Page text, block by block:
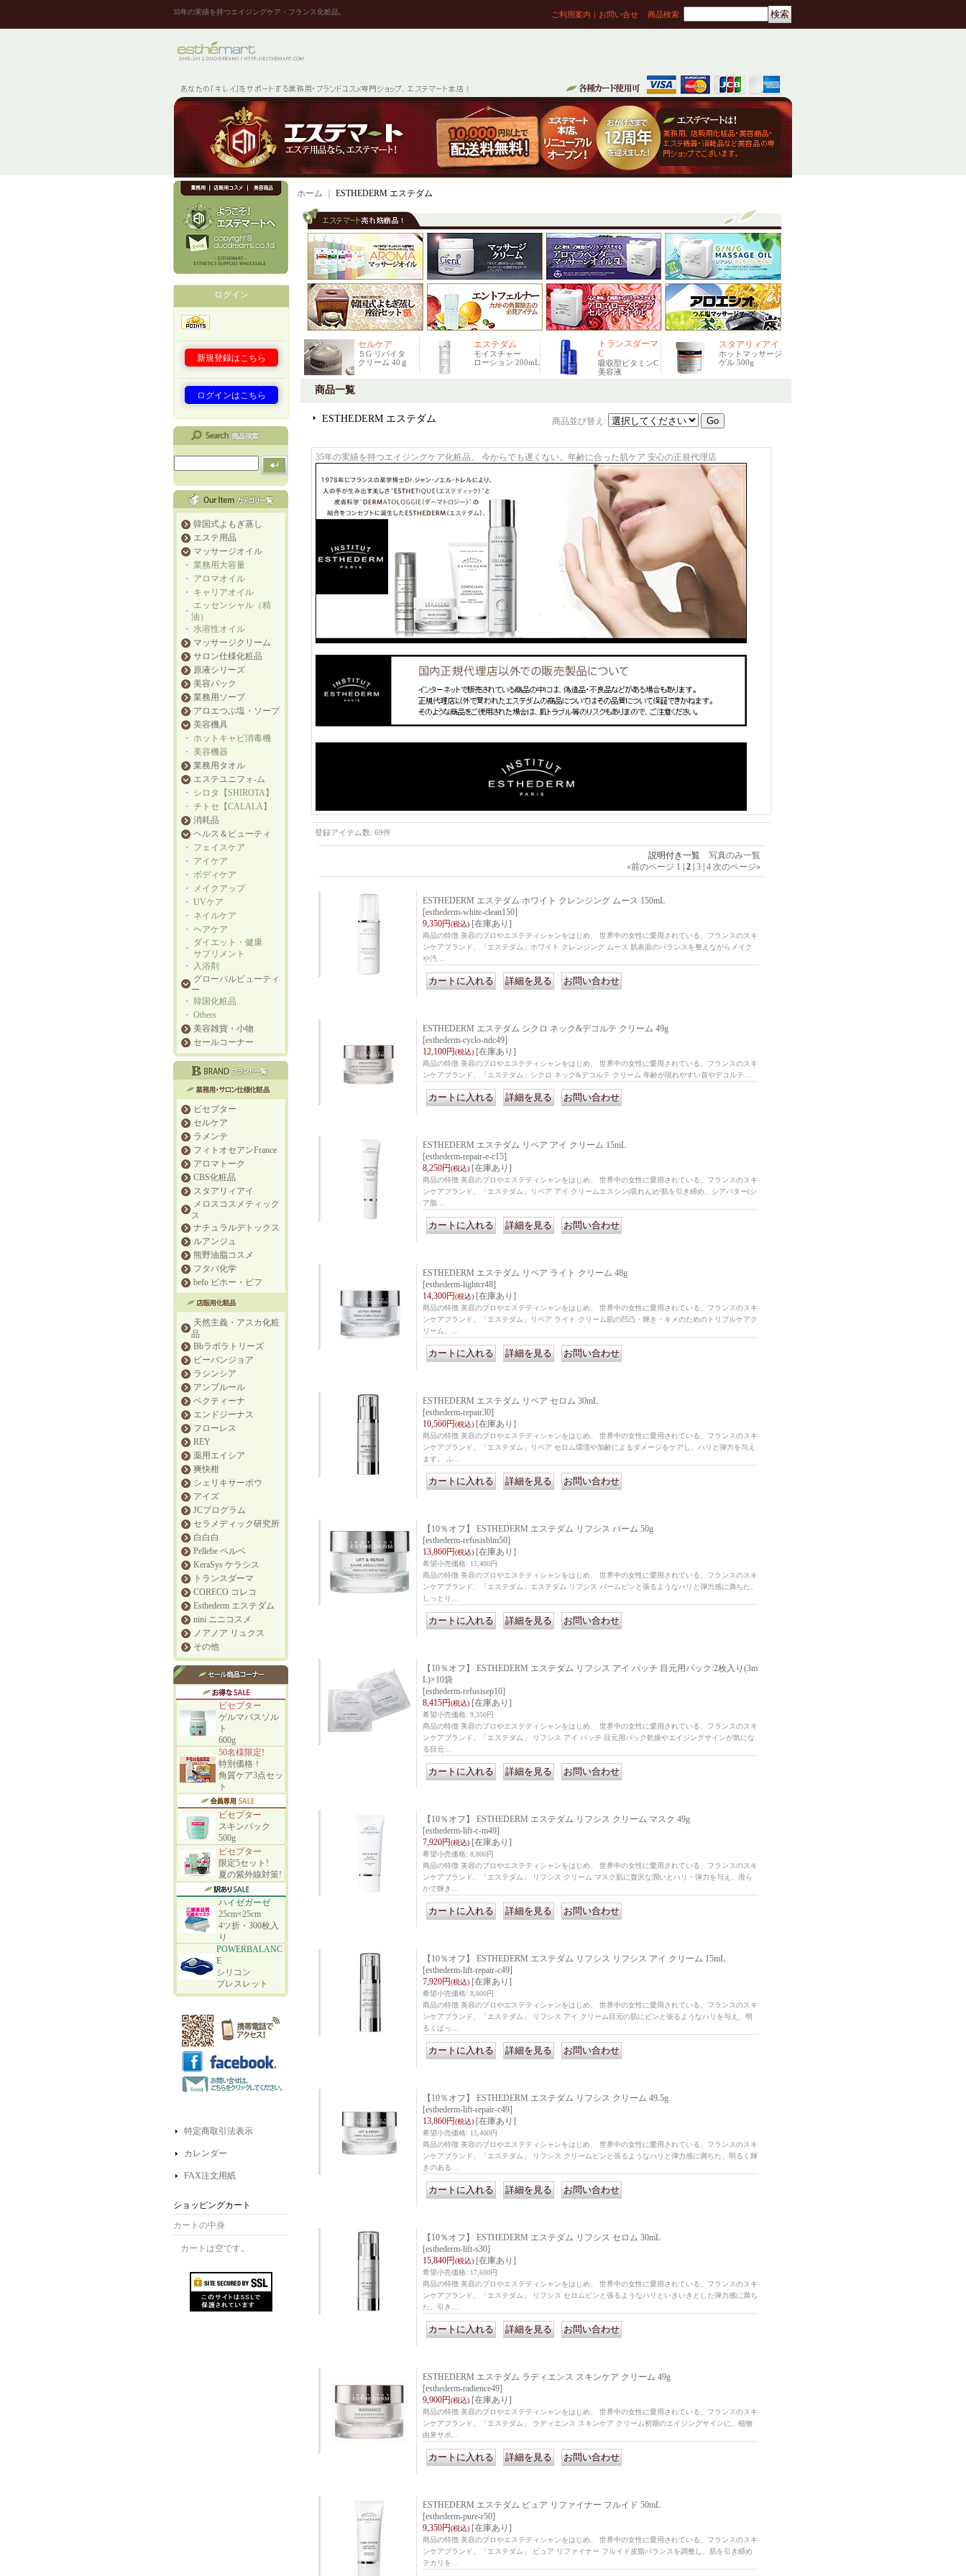
35年の実績を持つエイジングケア・フランス化粧品。 ご利用案内 ｜ お問い合せ 商品検索:
ログイン
新規登録はこちら
ログインはこちら
韓国式よもぎ蒸し
エステ用品
マッサージオイル
・ 業務用大容量
・
アロマオイル
・
キャリアオイル
・
エッセンシャル（精
油）
・ 水溶性オイル
マッサージクリーム
サロン仕様化粧品
原液シリーズ
美容パック
業務用ソープ
アロエつぶ塩・ソープ
美容機具
・ ホットキャビ消毒機
・ 美容機器
業務用タオル
エステユニフォ-ム
・
シロタ【SHIROTA】
・ チトセ【CALALA】
消耗品
ヘルス＆ビューティ
・
フェイスケア
・
アイケア
・ ボディケア
・
メイクアップ
・ UVケア
・
ネイルケア
・ ヘアケア
・
ダイエット・健康
サプリメント
・
入浴剤
グローバルビューティ
ー
・ 韓国化粧品
・ Others
美容雑貨・小物
セールコーナー
ビセプター
セルケア
ラメンテ
フィトオセアンFrance
アロマトーク
CBS化粧品
スタアリィアイ
メロスコスメティック
ス
ナチュラルデトックス
ルアンジュ
熊野油脂コスメ
フタバ化学
befo ビホー・ビフ
天然主義・アスカ化粧
品
Bbラボラトリーズ
ビーバンジョア
ラシンシア
アンプルール
ベクティーナ
エンドジーナス
フローレス
REY
薬用エイシア
爽快柑
シェリキサーポウ
アイズ
JCプログラム
セラメディック研究所
白白白
Pellebe ペルベ
KeraSys ケラシス
トランスダーマ
CORECO コレコ
Esthederm エステダム
nini ニニコスメ
ノアノア リュクス
その他
ビセプター
ゲルマバスソル
ト
600g
50名様限定!
特別価格！
角質ケア3点セッ
ト
ビセプター
スキンパック
500g
ビセプター
限定5セット!
夏の紫外線対策!
ハイゼガーゼ
25cm×25cm
4ツ折・300枚入
り
POWERBALANC
E
シリコン
ブレスレット
特定商取引法表示
カレンダー
FAX注文用紙
ショッピングカート
カートの中身
カートは空です。
ホーム ESTHEDERM エステダム
セルケア
５G リバイタ
クリーム 40ｇ
エステダム
モイスチャー
ローション 200mL
トランスダーマ
C
吸収型ビタミンC
美容液
スタアリィアイ
ホットマッサージ
ゲル 500g
商品一覧
ESTHEDERM エステダム 商品並び替え :
35年の実績を持つエイジングケア化粧品。 今からでも遅くない。年齢に合った肌ケア 安心の正規代理店
登録アイテム数: 69件
説明付き一覧 写真のみ一覧
«前のページ 1 2 3 4 次のページ»
ESTHEDERM エステダム ホワイト クレンジング ムース 150mL
[esthederm-white-clean150]
9,350円(税込) [在庫あり]
商品の特徴 美容のプロやエステティシャンをはじめ、 世界中の女性に愛用されている、フランスのスキ
ンケアブランド、「エステダム」ホワイト クレンジング ムース 肌表面のバランスを整えながらメイク
や汚…
ESTHEDERM エステダム シクロ ネック&デコルテ クリーム 49g
[esthederm-cyclo-ndc49]
12,100円(税込) [在庫あり]
商品の特徴 美容のプロやエステティシャンをはじめ、 世界中の女性に愛用されている、フランスのスキ
ンケアブランド、「エステダム」シクロ ネック&デコルテ クリーム 年齢が現れやすい首やデコルテ…
ESTHEDERM エステダム リペア アイ クリーム 15mL
[esthederm-repair-e-c15]
8,250円(税込) [在庫あり]
商品の特徴 美容のプロやエステティシャンをはじめ、 世界中の女性に愛用されている、フランスのスキ
ンケアブランド、「エステダム」リペア アイ クリームエスシン(収れん)が肌を引き締め、シアバター(シ
ア脂…
ESTHEDERM エステダム リペア ライト クリーム 48g
[esthederm-lightcr48]
14,300円(税込) [在庫あり]
商品の特徴 美容のプロやエステティシャンをはじめ、 世界中の女性に愛用されている、フランスのスキ
ンケアブランド、「エステダム」リペア ライト クリーム肌の凹凸・輝き・キメのためのトリプルケアク
リーム。…
ESTHEDERM エステダム リペア セロム 30mL
[esthederm-repair30]
10,560円(税込) [在庫あり]
商品の特徴 美容のプロやエステティシャンをはじめ、 世界中の女性に愛用されている、フランスのスキ
ンケアブランド、「エステダム」リペア セロム環境や加齢によるダメージをケアし、ハリと弾力を与え
ます。 ふ…
【10％オフ】 ESTHEDERM エステダム リフシス バーム 50g
[esthederm-refusisblm50]
13,860円(税込) [在庫あり]
希望小売価格: 15,400円
商品の特徴 美容のプロやエステティシャンをはじめ、 世界中の女性に愛用されている、フランスのスキ
ンケアブランド、「エステダム」エステダム リフシス バームピンと張るようなハリと弾力感に満ちた、
しっとり…
【10％オフ】 ESTHEDERM エステダム リフシス アイ パッチ 目元用パック:2枚入り(3m
L)×10袋
[esthederm-refusisep10]
8,415円(税込) [在庫あり]
希望小売価格: 9,350円
商品の特徴 美容のプロやエステティシャンをはじめ、 世界中の女性に愛用されている、フランスのスキ
ンケアブランド、「エステダム」 リフシス アイ パッチ 目元用パック乾燥やエイジングサインが気にな
る目元…
【10％オフ】 ESTHEDERM エステダム リフシス クリーム マスク 49g
[esthederm-lift-c-m49]
7,920円(税込) [在庫あり]
希望小売価格: 8,800円
商品の特徴 美容のプロやエステティシャンをはじめ、 世界中の女性に愛用されている、フランスのスキ
ンケアブランド、「エステダム」 リフシス クリーム マスク肌に贅沢な潤いとハリ・弾力を与え、滑ら
かで輝き…
【10％オフ】 ESTHEDERM エステダム リフシス リフシス アイ クリーム 15mL
[esthederm-lift-repair-c49]
7,920円(税込) [在庫あり]
希望小売価格: 8,800円
商品の特徴 美容のプロやエステティシャンをはじめ、 世界中の女性に愛用されている、フランスのスキ
ンケアブランド、「エステダム」 リフシス アイ クリーム目元の肌にピンと張るようなハリを与え、明
るくぱっ…
【10％オフ】 ESTHEDERM エステダム リフシス クリーム 49.5g
[esthederm-lift-repair-c49]
13,860円(税込) [在庫あり]
希望小売価格: 15,400円
商品の特徴 美容のプロやエステティシャンをはじめ、 世界中の女性に愛用されている、フランスのスキ
ンケアブランド、「エステダム」 リフシス クリームピンと張るようなハリと弾力感に満ちた、明るく輝
きのある…
【10％オフ】 ESTHEDERM エステダム リフシス セロム 30mL
[esthederm-lift-s30]
15,840円(税込) [在庫あり]
希望小売価格: 17,600円
商品の特徴 美容のプロやエステティシャンをはじめ、 世界中の女性に愛用されている、フランスのスキ
ンケアブランド、「エステダム」 リフシス セロムピンと張るようなハリといきいきとした弾力感に満ち
た、引き…
ESTHEDERM エステダム ラディエンス スキンケア クリーム 49g
[esthederm-radience49]
9,900円(税込) [在庫あり]
商品の特徴 美容のプロやエステティシャンをはじめ、 世界中の女性に愛用されている、フランスのスキ
ンケアブランド、「エステダム」 ラディエンス スキンケア クリーム初期のエイジングサインに。植物
由来サポ…
ESTHEDERM エステダム ピュア リファイナー フルイド 50mL
[esthederm-pure-r50]
9,350円(税込) [在庫あり]
商品の特徴 美容のプロやエステティシャンをはじめ、 世界中の女性に愛用されている、フランスのスキ
ンケアブランド、「エステダム」 ピュア リファイナー フルイド皮脂バランスを調整し、肌を引き締め
テカリを…